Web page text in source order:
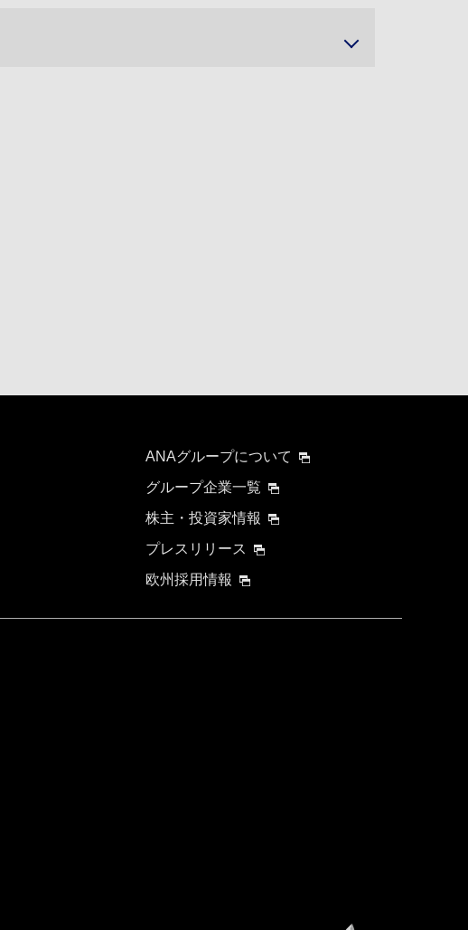
ANAグループについて
グループ企業一覧
株主・投資家情報
プレスリリース
欧州採用情報